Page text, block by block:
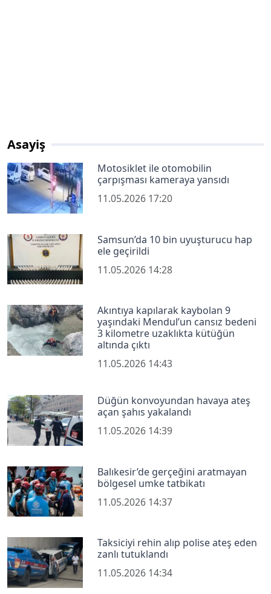
Asayiş
Motosiklet ile otomobilin
çarpışması kameraya yansıdı
11.05.2026 17:20
Samsun’da 10 bin uyuşturucu hap
ele geçirildi
11.05.2026 14:28
Akıntıya kapılarak kaybolan 9
yaşındaki Mendul’un cansız bedeni
3 kilometre uzaklıkta kütüğün
altında çıktı
11.05.2026 14:43
Düğün konvoyundan havaya ateş
açan şahıs yakalandı
11.05.2026 14:39
Balıkesir’de gerçeğini aratmayan
bölgesel umke tatbikatı
11.05.2026 14:37
Taksiciyi rehin alıp polise ateş eden
zanlı tutuklandı
11.05.2026 14:34